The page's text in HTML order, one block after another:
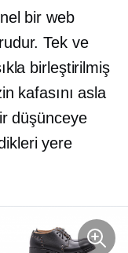
bir web
Tek ve
birleştirilmiş
kafasını asla
düşünceye
yere